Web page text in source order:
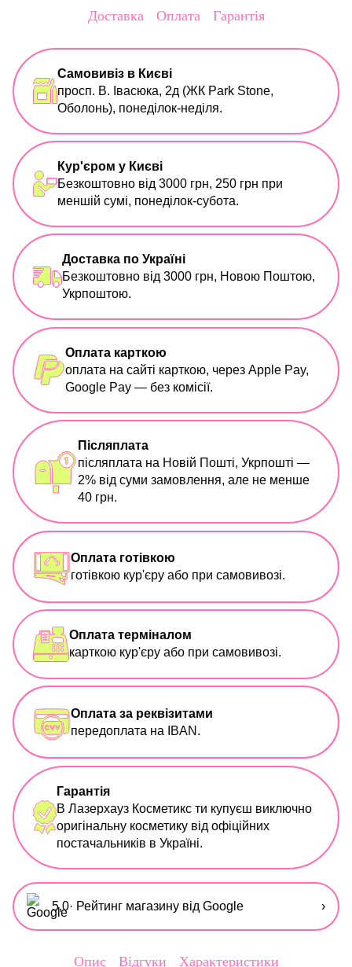
Доставка Оплата Гарантія
Самовивіз в Києві
просп. В. Івасюка, 2д (ЖК Park Stone,
Оболонь), понеділок-неділя.
Кур'єром у Києві
Безкоштовно від 3000 грн, 250 грн при
меншій сумі, понеділок-субота.
Доставка по Україні
Безкоштовно від 3000 грн, Новою Поштою,
Укрпоштою.
Оплата карткою
оплата на сайті карткою, через Apple Pay,
Google Pay — без комісії.
Післяплата
післяплата на Новій Пошті, Укрпошті —
2% від суми замовлення, але не менше
40 грн.
Оплата готівкою
готівкою кур'єру або при самовивозі.
Оплата терміналом
карткою кур'єру або при самовивозі.
Оплата за реквізитами
передоплата на IBAN.
Гарантія
В Лазерхауз Косметикс ти купуєш виключно
оригінальну косметику від офіційних
постачальників в Україні.
5,0· Рейтинг магазину від Google ›
Опис Відгуки Характеристики